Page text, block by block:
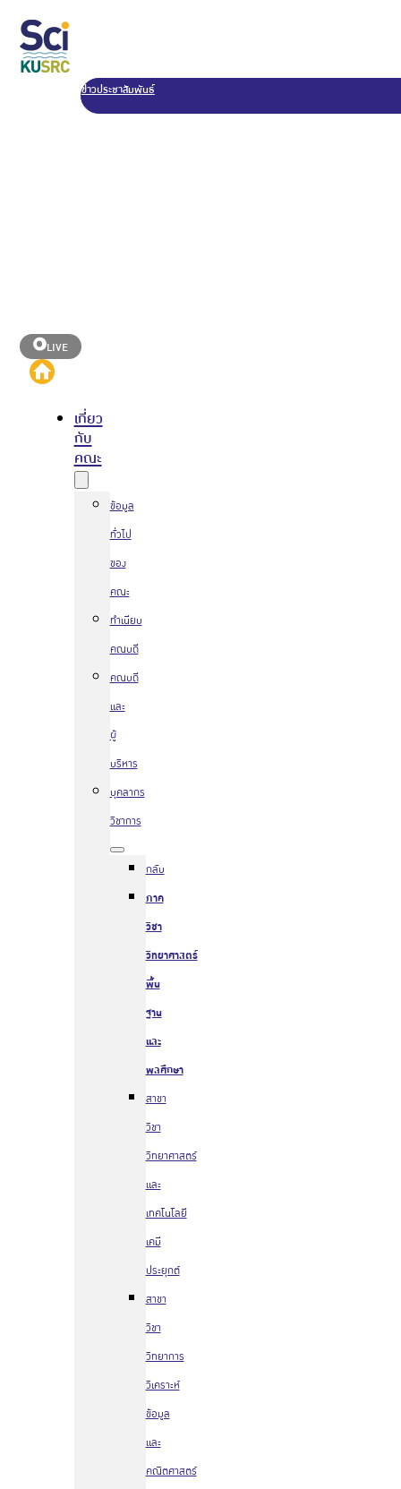
ข่าวประชาสัมพันธ์
LIVE
เกี่ยว
กับ
คณะ
ข้อมูล
ทั่วไป
ของ
คณะ
ทำเนียบ
คณบดี
คณบดี
และ
ผู้
บริหาร
บุคลากร
วิชาการ
กลับ
ภาค
วิชา
วิทยาศาสตร์
พื้น
ฐาน
และ
พลศึกษา
สาขา
วิชา
วิทยาศาสตร์
และ
เทคโนโลยี
เคมี
ประยุกต์
สาขา
วิชา
วิทยาการ
วิเคราะห์
ข้อมูล
และ
คณิตศาสตร์